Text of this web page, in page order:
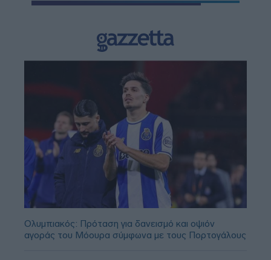
Ολυμπιακός: Πρόταση για δανεισμό και οψιόν
αγοράς του Μόουρα σύμφωνα με τους Πορτογάλους